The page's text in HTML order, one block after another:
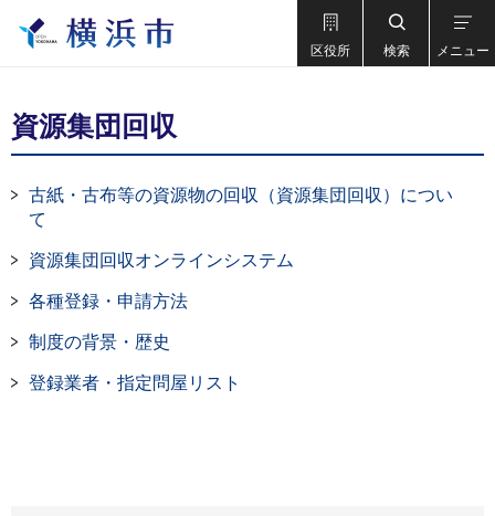
区役所 検索 メニュー
資源集団回収
古紙・古布等の資源物の回収（資源集団回収）につい
て
資源集団回収オンラインシステム
各種登録・申請方法
制度の背景・歴史
登録業者・指定問屋リスト